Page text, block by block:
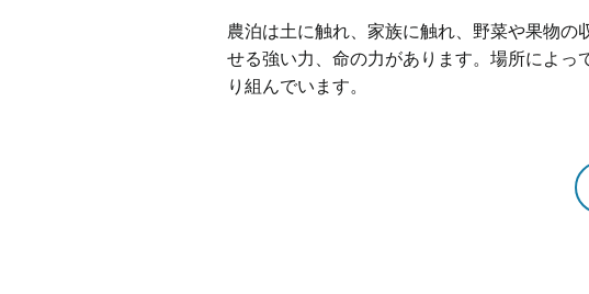
農泊は土に触れ、家族に触れ、野菜や果物
せる強い力、命の力があります。場所によっ
り組んでいます。